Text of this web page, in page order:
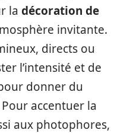
la décoration de
invitante.
directs ou
l’intensité et de
donner du
accentuer la
aux photophores,